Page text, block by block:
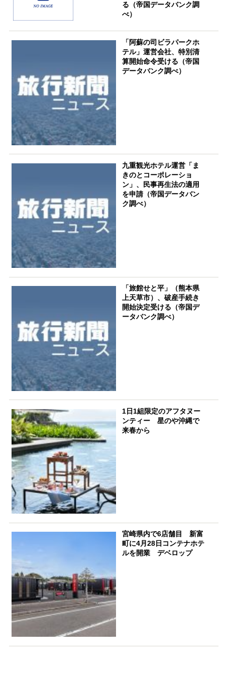
る（帝国データバンク調
べ）
「阿蘇の司ビラパークホ
テル」運営会社、特別清
算開始命令受ける（帝国
データバンク調べ）
九重観光ホテル運営「ま
きのとコーポレーショ
ン」、民事再生法の適用
を申請（帝国データバン
ク調べ）
「旅館せと平」（熊本県
上天草市）、破産手続き
開始決定受ける（帝国デ
ータバンク調べ）
1日1組限定のアフタヌー
ンティー 星のや沖縄で
来春から
宮崎県内で6店舗目 新富
町に4月28日コンテナホテ
ルを開業 デベロップ